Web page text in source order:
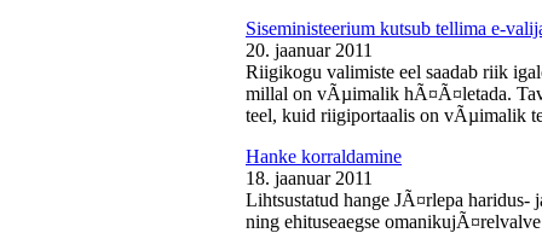
Siseministeerium kutsub tellima e-
20. jaanuar 2011
Riigikogu valimiste eel saadab riik
millal on vÃµimalik hÃ¤Ã¤letada.
teel, kuid riigiportaalis on vÃµimalik
Hanke korraldamine
18. jaanuar 2011
Lihtsustatud hange JÃ¤rlepa
ning ehituseaegse